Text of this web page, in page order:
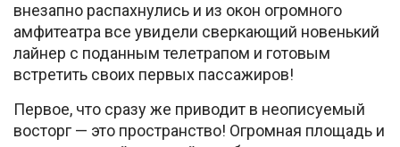
внезапно распахнулись и из окон огромного
амфитеатра все увидели сверкающий новенький
лайнер с поданным телетрапом и готовым
встретить своих первых пассажиров!
Первое, что сразу же приводит в неописуемый
восторг — это пространство! Огромная площадь и